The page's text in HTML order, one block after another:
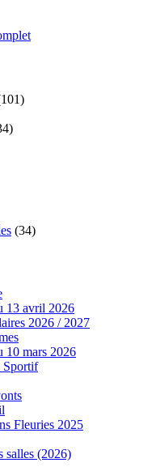
(34)
13 avril 2026
2026 / 2027
10 mars 2026
Sportif
Fleuries 2025
salles (2026)